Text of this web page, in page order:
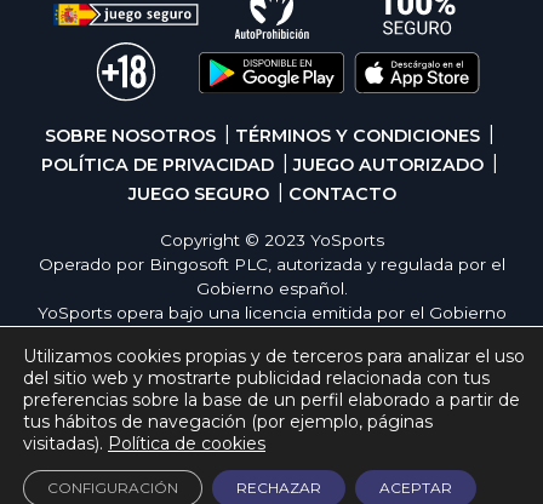
SOBRE NOSOTROS
TÉRMINOS Y CONDICIONES
POLÍTICA DE PRIVACIDAD
JUEGO AUTORIZADO
JUEGO SEGURO
CONTACTO
Copyright © 2023 YoSports
Operado por Bingosoft PLC, autorizada y regulada por el
Gobierno español.
YoSports opera bajo una licencia emitida por el Gobierno
seguridad y responsabilidad en los juegos online. El juego
es una forma de entretenimiento cuya finalidad es ofrecer
diversión y emoción a los jugadores en nuestra página
web. Juega con moderación siguiendo las pautas
recomendadas para el juego responsable.
Utilizamos cookies propias y de terceros para analizar el uso
del sitio web y mostrarte publicidad relacionada con tus
preferencias sobre la base de un perfil elaborado a partir de
tus hábitos de navegación (por ejemplo, páginas
visitadas). Política de cookies
ACEPTAR
RECHAZAR
CONFIGURACIÓN